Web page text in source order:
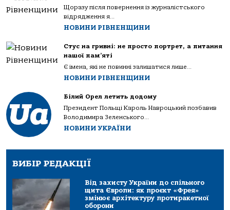
Щоразу після повернення із журналістського
відрядження я...
НОВИНИ РІВНЕНЩИНИ
Стус на гривні: не просто портрет, а питання
нашої пам’яті
Є імена, які не повинні залишатися лише...
НОВИНИ РІВНЕНЩИНИ
Білий Орел летить додому
Президент Польщі Кароль Навроцький позбавив
Володимира Зеленського...
НОВИНИ УКРАЇНИ
ВИБІР РЕДАКЦІЇ
Від захисту України до спільного
щита Європи: як проєкт «Фрея»
змінює архітектуру протиракетної
оборони